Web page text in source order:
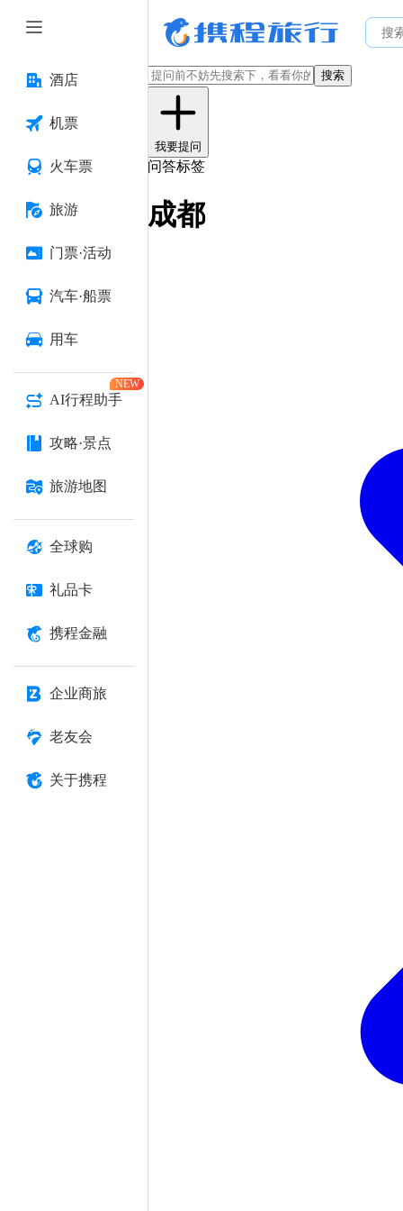
酒店
机票
火车票
旅游
门票·活动
汽车·船票
用车
AI行程助手
NEW
攻略·景点
旅游地图
全球购
礼品卡
携程金融
企业商旅
老友会
关于携程
搜索
我要提问
问答标签
成都